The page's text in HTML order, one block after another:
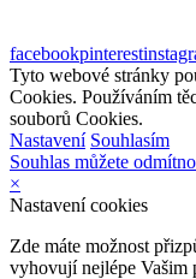
facebookpinterest
Tyto webové stránky
Cookies. Používáním
souborů Cookies.
Nastavení Souhlasím
Souhlas můžete
×
Nastavení cookies
Zde máte možnost
vyhovují nejlépe Vašim